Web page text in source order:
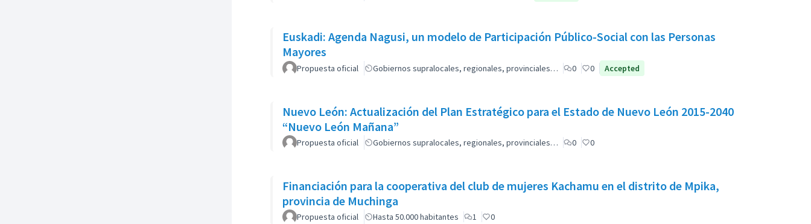
Euskadi: Agenda Nagusi, un modelo de Participación Público-Social con las Personas
Mayores
Propuesta oficial Gobiernos supralocales, regionales, provinciales… 0 0 Accepted
Nuevo León: Actualización del Plan Estratégico para el Estado de Nuevo León 2015-2040
“Nuevo León Mañana”
Propuesta oficial Gobiernos supralocales, regionales, provinciales… 0 0
Financiación para la cooperativa del club de mujeres Kachamu en el distrito de Mpika,
provincia de Muchinga
Propuesta oficial Hasta 50.000 habitantes 1 0